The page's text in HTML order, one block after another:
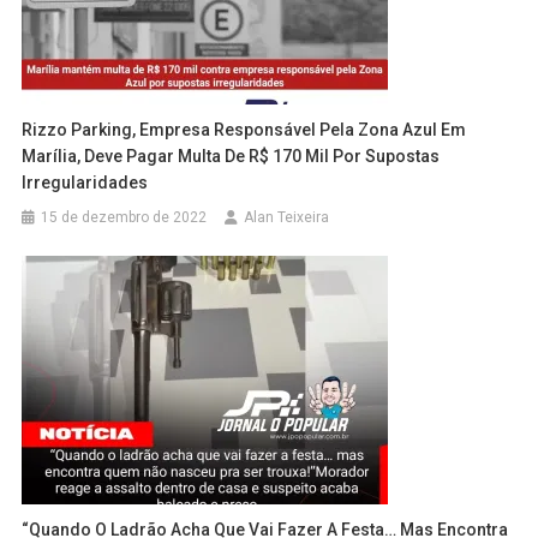
Rizzo Parking, Empresa Responsável Pela Zona Azul Em
Marília, Deve Pagar Multa De R$ 170 Mil Por Supostas
Irregularidades
15 de dezembro de 2022 Alan Teixeira
“Quando O Ladrão Acha Que Vai Fazer A Festa… Mas Encontra